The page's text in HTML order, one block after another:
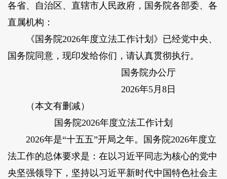
各省、自治区、直辖市人民政府，国务院各部委、各
直属机构：
《国务院2026年度立法工作计划》已经党中央、
国务院同意，现印发给你们，请认真贯彻执行。
国务院办公厅
2026年5月8日
（本文有删减）
国务院2026年度立法工作计划
2026年是“十五五”开局之年。国务院2026年度立
法工作的总体要求是：在以习近平同志为核心的党中
央坚强领导下，坚持以习近平新时代中国特色社会主